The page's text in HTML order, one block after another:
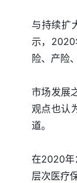
与持续扩
示，2020
险、产险
市场发展
观点也认
道。
在2020年
层次医疗